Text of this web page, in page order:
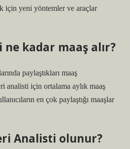
için yeni yöntemler ve araçlar
kadar maaş alır?
paylaştıkları maaş
analisti için ortalama aylık maaş
en çok paylaştığı maaşlar
Analisti olunur?